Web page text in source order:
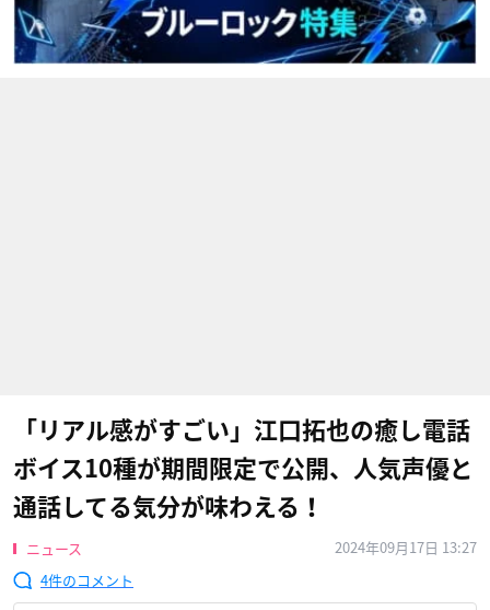
「リアル感がすごい」江口拓也の癒し電話
ボイス10種が期間限定で公開、人気声優と
通話してる気分が味わえる！
ニュース
2024年09月17日 13:27
4